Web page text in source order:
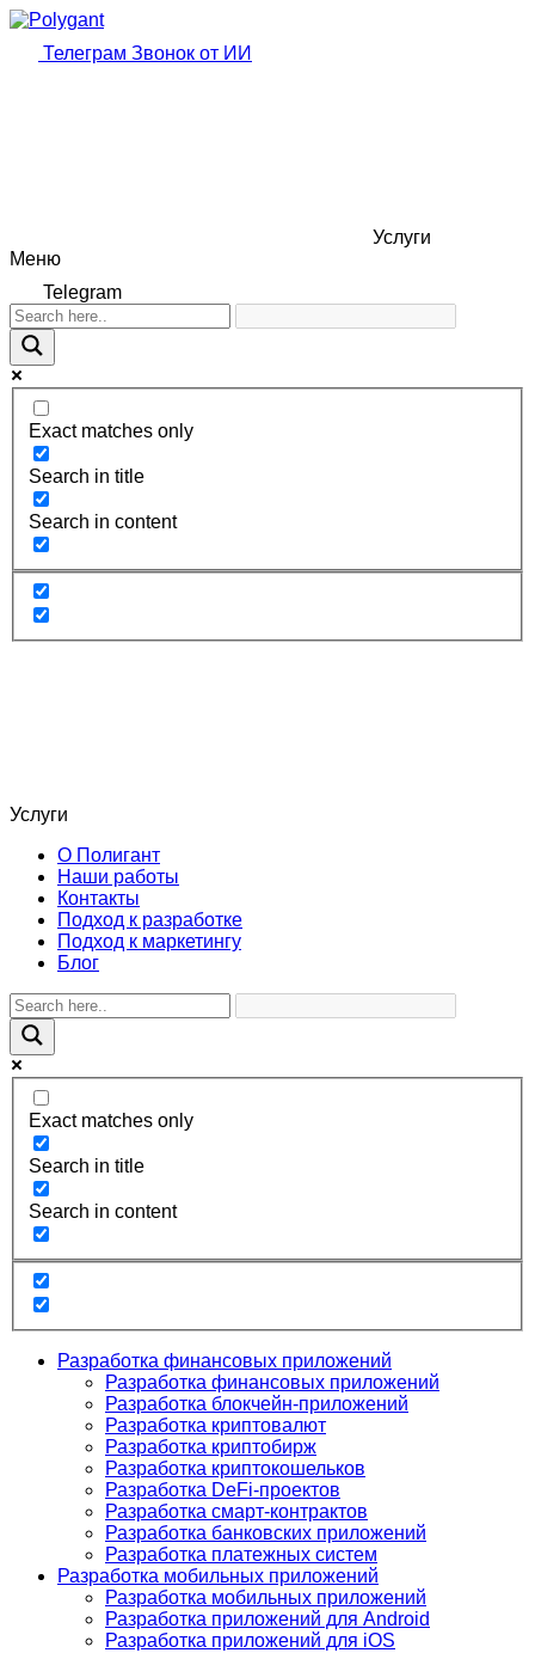
Телеграм Звонок от ИИ
Услуги
Меню
Telegram
Exact matches only
Search in title
Search in content
Услуги
О Полигант
Наши работы
Контакты
Подход к разработке
Подход к маркетингу
Блог
Exact matches only
Search in title
Search in content
Разработка финансовых приложений
Разработка финансовых приложений
Разработка блокчейн-приложений
Разработка криптовалют
Разработка криптобирж
Разработка криптокошельков
Разработка DeFi-проектов
Разработка смарт-контрактов
Разработка банковских приложений
Разработка платежных систем
Разработка мобильных приложений
Разработка мобильных приложений
Разработка приложений для Android
Разработка приложений для iOS